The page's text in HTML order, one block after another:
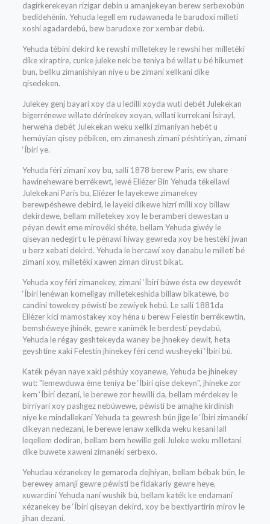
dagírkerekeyan rizigar debin u amanjekeyan berew serbexobún
bedídehénin. Yehuda legell em rudawaneda le barudoxí mílletí
xoshí agadardebú, bew barudoxe zor xembar debú.
Yehuda tébíní dekird ke rewshí mílletekey le rewshí her mílletékí
díke xiraptire, cunke juleke nek be teníya bé willat u bé hikumet
bun, bellku zimaníshíyan níye u be zimaní xellkaní díke
qisedeken.
Julekey genj bayarí xoy da u ledillí xoyda wutí debét Julekekan
bigerrénewe willate dérínekey xoyan, willatí kurrekaní Ísirayl,
herweha debét Julekekan weku xellkí zimaníyan hebét u
hemúyían qisey pébiken, em zimanesh zimaní péshtiríyan, zimaní
‘Íbirí ye.
Yehuda férí zimaní xoy bu, sallí 1878 berew París, ew share
hawíneheware berrékewt, lewé Elíézer Bin Yehuda tékellawí
Julekekaní París bu, Elíézer le layekewe zimanekey
berewpéshewe debird, le layekí díkewe hizrí míllí xoy billaw
dekirdewe, bellam mílletekey xoy le beramberí dewestan u
péyan dewit eme mirovékí shéte, bellam Yehuda giwéy le
qiseyan nedegirt u le pénawí híway gewreda xoy be hestékí jwan
u berz xebatí dekird. Yehuda le bercawí xoy danabu le mílletí bé
zimaní xoy, mílletékí xawen ziman dirust bikat.
Yehuda xoy férí zimanekey, zimaní ‘Íbirí búwe ésta ew deyewét
‘Íbirí lenéwan komellgay mílletekeshída billaw bikatewe, bo
candiní towekey péwístí be zewíyek hebú. Le sallí 1881da
Elíézer kicí mamostakey xoy héna u berew Felestín berrékewtin,
bemshéweye jhinék, gewre xanimék le berdestí peydabú,
Yehuda le régay geshtekeyda waney be jhnekey dewit, heta
geyshtine xakí Felestín jhinekey férí cend wusheyekí ‘Íbirí bú.
Katék péyan naye xakí péshúy xoyanewe, Yehuda be jhinekey
wut: "lemewduwa éme teníya be ‘Íbirí qise dekeyn", jhineke zor
kem ‘Íbirí dezaní, le berewe zor hewillí da, bellam mérdekey le
birríyarí xoy pashgez nebúwewe, péwístí be amajhe kirdinísh
níye ke mindallekaní Yehuda ta gewresh bún jige le ‘Íbirí zimanékí
díkeyan nedezaní, le berewe lenaw xellkda weku kesaní lall
leqellem dediran, bellam bem hewille gelí Juleke weku mílletaní
díke buwete xawení zimanékí serbexo.
Yehudau xézanekey le gemaroda dejhíyan, bellam bébak bún, le
berewey amanjí gewre péwístí be fídakaríy gewre heye,
xuwardiní Yehuda naní wushik bú, bellam katék ke endamaní
xézanekey be ‘Íbirí qiseyan dekird, xoy be bextíyartirín mirov le
jíhan dezaní.